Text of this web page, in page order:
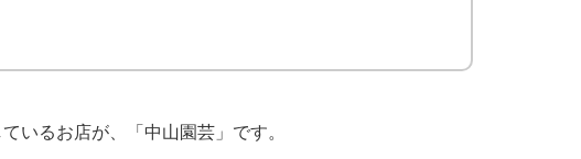
いるお店が、「中山園芸」です。